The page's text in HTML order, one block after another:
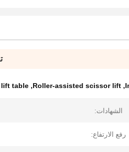
,
Roller-assisted scissor lift
,
lift table
الشهادات:
رفع الارتفاع: